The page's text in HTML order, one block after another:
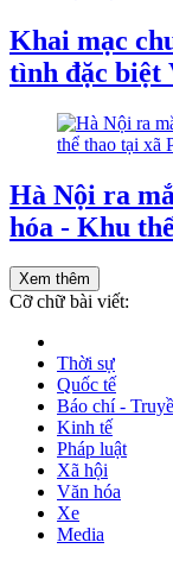
Khai mạc
tình đặc biệt
Hà Nội ra
hóa - Khu
Xem thêm
Cỡ chữ bài viết:
Thời sự
Quốc tế
Báo chí -
Kinh tế
Pháp luật
Xã hội
Văn hóa
Xe
Media